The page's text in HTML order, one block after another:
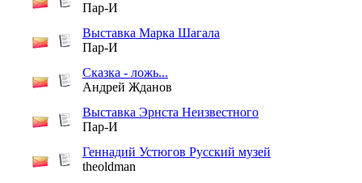
Пар-И
Выставка Марка Шагала
Пар-И
Сказка - ложь...
Андрей Жданов
Выставка Эрнста Неизвестного
Пар-И
Геннадий Устюгов Русский музей
theoldman